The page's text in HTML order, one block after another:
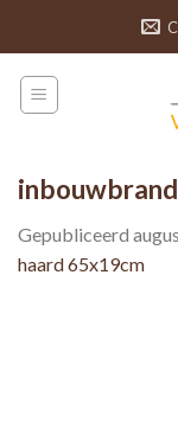
content
Gepubliceerd
haard 65x19cm